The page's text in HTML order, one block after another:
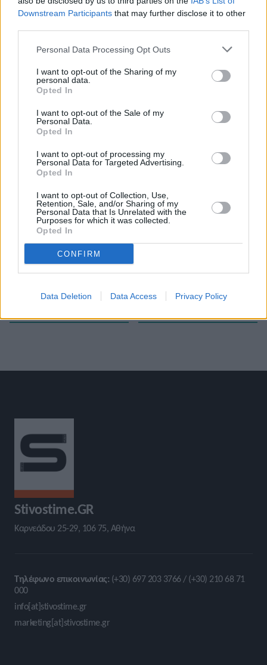
Downstream Participants that may further disclose it to other
Personal Data Processing Opt Outs
I want to opt-out of the Sharing of my
personal data.
Opted In
I want to opt-out of the Sale of my
Personal Data.
Opted In
I want to opt-out of processing my
Personal Data for Targeted Advertising.
Opted In
I want to opt-out of Collection, Use,
Retention, Sale, and/or Sharing of my
Personal Data that Is Unrelated with the
Purposes for which it was collected.
Opted In
CONFIRM
Data Deletion Data Access Privacy Policy
Τόλης Λελεκίδης
Το άρθρο δεν έχει ακόμα βαθμολογηθεί.
Βαθμολογήστε αυτό το άρθρο:
★★★
Ευρωπαϊκό Πρωτάθλημα
2022: Το πρόγραμμα της 3ης
Ευρωπαϊκό Πρωτάθλημα 2022:
3η ημέρα- 5 ελληνικές
συμμετοχές
Stivostime.GR
Καρνεάδου 25-29, 106 75, Αθήνα
Τηλέφωνο επικοινωνίας: (+30) 697 203 3766 / (+30) 210 68 71
000
info[at]stivostime.gr
marketing[at]stivostime.gr